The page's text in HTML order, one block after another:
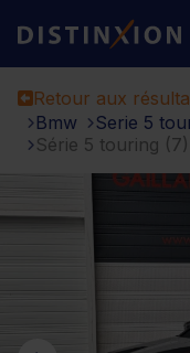
Retour aux
Bmw
Serie 5
Série 5 touring